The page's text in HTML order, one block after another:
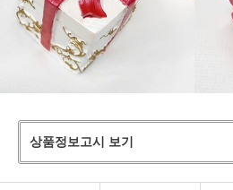
상품정보고시 보기